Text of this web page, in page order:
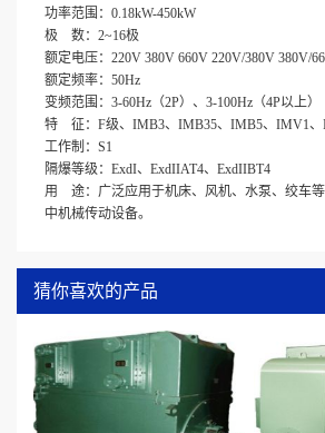
功率范围：0.18kW-450kW
极 数：2~16极
额定电压：220V 380V 660V 220V/380V 380V/
额定频率：50Hz
变频范围：3-60Hz（2P）、3-100Hz（4P以上）
特 征：F级、IMB3、IMB35、IMB5、IMV1、
工作制：S1
隔爆等级：ExdI、ExdIIAT4、ExdIIBT4
用 途：广泛应用于机床、风机、水泵、绞车
中机械传动设备。
猜你喜欢的产品